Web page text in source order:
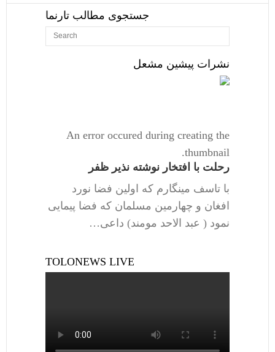
جستجوی مطالب تارنما
نشرات پیشین مشعل
An error occured during creating the
thumbnail.
رحلت با افتخار نوشته نذیر ظفر
با تاسف مینگارم که اولین فضا نورد
افغان و چهارمین مسلمان که فضا پیمایی
نمود ( عبد الاحد مومند) داعی…
TOLONEWS LIVE